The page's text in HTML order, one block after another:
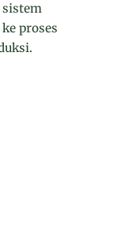
sistem
proses